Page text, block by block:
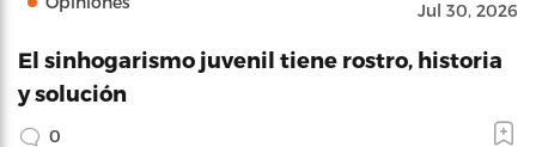
Jul 30, 2026
El sinhogarismo juvenil tiene rostro, historia
y solución
0